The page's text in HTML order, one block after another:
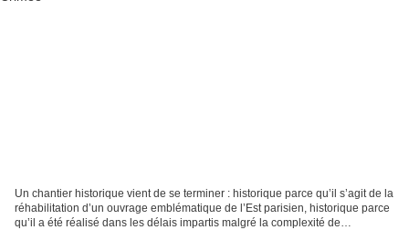
Un chantier historique vient de se terminer : historique parce qu’il s’agit de la
réhabilitation d’un ouvrage emblématique de l’Est parisien, historique parce
qu’il a été réalisé dans les délais impartis malgré la complexité de